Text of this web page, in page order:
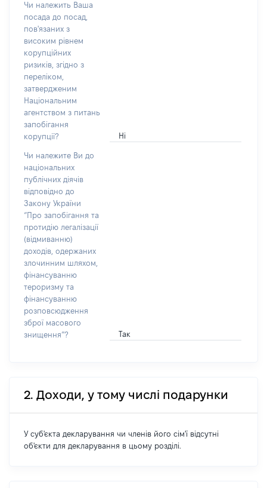
Чи належить Ваша
посада до посад,
пов'язаних з
високим рівнем
корупційних
ризиків, згідно з
переліком,
затвердженим
Національним
агентством з питань
запобігання
корупції?
Ні
Чи належите Ви до
національних
публічних діячів
відповідно до
Закону України
“Про запобігання та
протидію легалізації
(відмиванню)
доходів, одержаних
злочинним шляхом,
фінансуванню
тероризму та
фінансуванню
розповсюдження
зброї масового
знищення”?
Так
2. Доходи, у тому числі подарунки
У суб'єкта декларування чи членів його сім'ї відсутні
об'єкти для декларування в цьому розділі.